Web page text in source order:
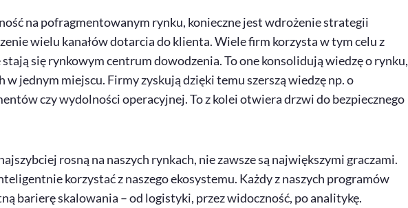
na pofragmentowanym rynku, konieczne jest wdrożenie strategii
wielu kanałów dotarcia do klienta. Wiele firm korzysta w tym celu z
stają się rynkowym centrum dowodzenia. To one konsolidują wiedzę o rynku,
w jednym miejscu. Firmy zyskują dzięki temu szerszą wiedzę np. o
czy wydolności operacyjnej. To z kolei otwiera drzwi do bezpiecznego
rosną na naszych rynkach, nie zawsze są największymi graczami.
korzystać z naszego ekosystemu. Każdy z naszych programów
barierę skalowania – od logistyki, przez widoczność, po analitykę.